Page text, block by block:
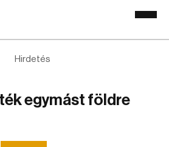
Hirdetés
egymást földre